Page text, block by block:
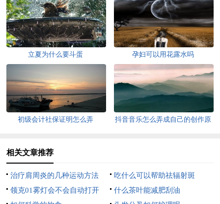
立夏为什么要斗蛋 孕妇可以用花露水吗
初级会计社保证明怎么弄
抖音音乐怎么弄成自己的创作原
相关文章推荐
治疗肩周炎的几种运动方法
吃什么可以帮助祛辐射斑
领克01雾灯会不会自动打开
什么茶叶能减肥刮油